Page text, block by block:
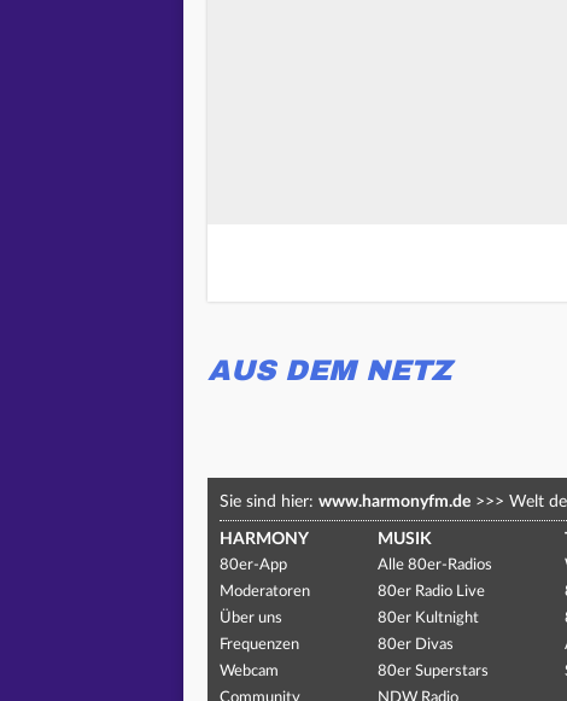
AUS DEM NETZ
Sie sind hier: www.harmonyfm.de >>> Welt
HARMONY
80er-App
Moderatoren
Über uns
Frequenzen
Webcam
MUSIK
Alle 80er-Radios
80er Radio Live
80er Kultnight
80er Divas
80er Superstars